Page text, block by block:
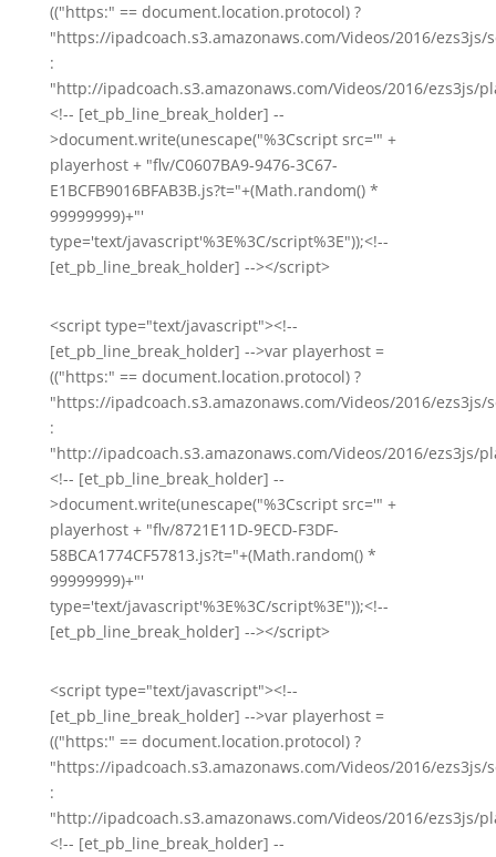
(("https:" == document.location.protocol) ?
"https://ipadcoach.s3.amazonaws.com/Videos/2016/ezs3js/
:
"http://ipadcoach.s3.amazonaws.com/Videos/2016/ezs3js/
<!-- [et_pb_line_break_holder] --
>document.write(unescape("%3Cscript src='" +
playerhost + "flv/C0607BA9-9476-3C67-
E1BCFB9016BFAB3B.js?t="+(Math.random() *
99999999)+"'
type='text/javascript'%3E%3C/script%3E"));<!--
[et_pb_line_break_holder] --></script>
<script type="text/javascript"><!--
[et_pb_line_break_holder] -->var playerhost =
(("https:" == document.location.protocol) ?
"https://ipadcoach.s3.amazonaws.com/Videos/2016/ezs3js/
:
"http://ipadcoach.s3.amazonaws.com/Videos/2016/ezs3js/
<!-- [et_pb_line_break_holder] --
>document.write(unescape("%3Cscript src='" +
playerhost + "flv/8721E11D-9ECD-F3DF-
58BCA1774CF57813.js?t="+(Math.random() *
99999999)+"'
type='text/javascript'%3E%3C/script%3E"));<!--
[et_pb_line_break_holder] --></script>
<script type="text/javascript"><!--
[et_pb_line_break_holder] -->var playerhost =
(("https:" == document.location.protocol) ?
"https://ipadcoach.s3.amazonaws.com/Videos/2016/ezs3js/
:
"http://ipadcoach.s3.amazonaws.com/Videos/2016/ezs3js/
<!-- [et_pb_line_break_holder] --